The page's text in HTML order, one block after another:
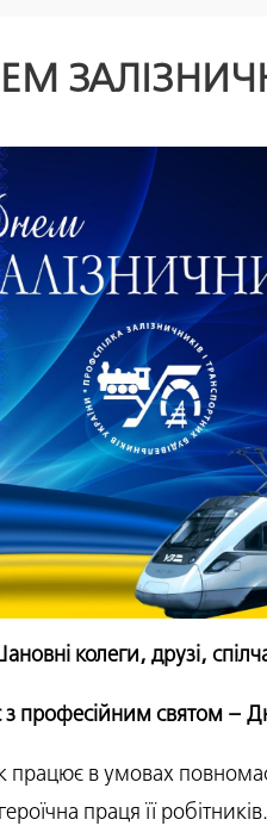
колеги, друзі,
з професійним святом –
працює в умовах
героїчна праця її